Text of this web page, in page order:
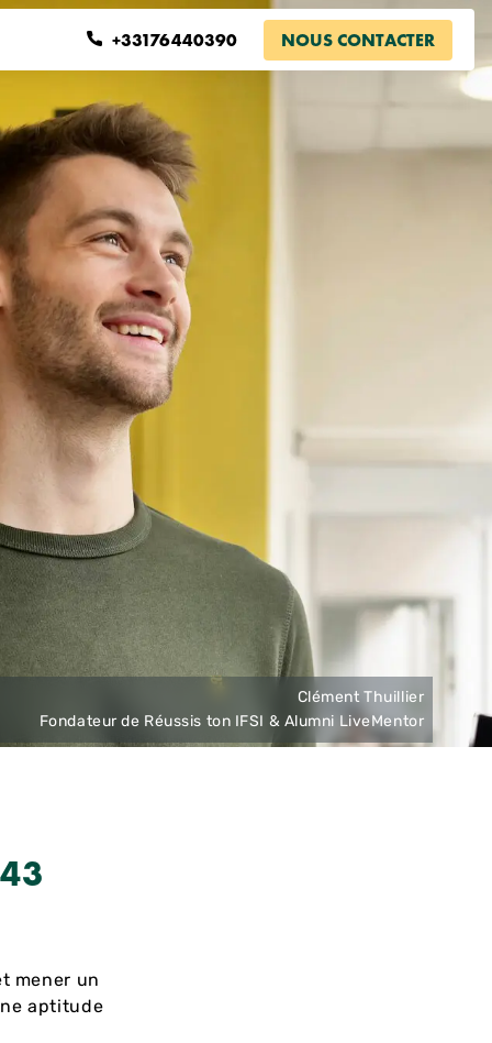
Se Connecter
+33176440390 NOUS CONTACTER
Clément Thuillier
Fondateur de Réussis ton IFSI & Alumni LiveMentor
mener un
aptitude